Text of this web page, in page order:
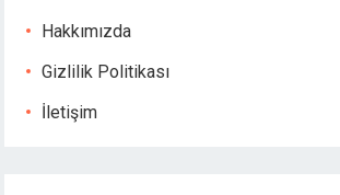
Hakkımızda
Gizlilik Politikası
İletişim